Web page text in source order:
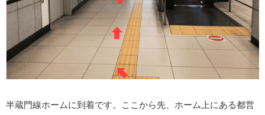
半蔵門線ホームに到着です。ここから先、ホーム上にある都営